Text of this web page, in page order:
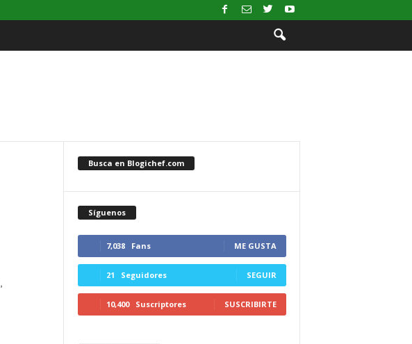
Busca en Blogichef.com
Síguenos
7,038 Fans ME GUSTA
21 Seguidores SEGUIR
10,400 Suscriptores SUSCRIBIRTE